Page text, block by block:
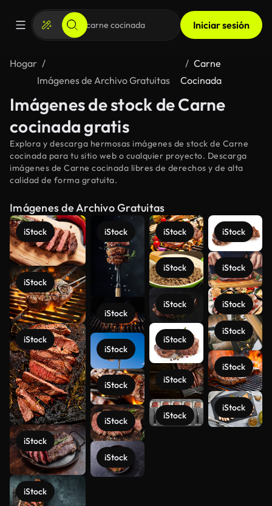
Iniciar sesión
Hogar
Imágenes de Archivo Gratuitas
Carne
Cocinada
Imágenes de stock de Carne
cocinada gratis
Explora y descarga hermosas imágenes de stock de Carne
cocinada para tu sitio web o cualquier proyecto. Descarga
imágenes de Carne cocinada libres de derechos y de alta
calidad de forma gratuita.
Imágenes de Archivo Gratuitas
iStock
iStock
iStock
iStock
iStock
iStock
iStock
iStock
iStock
iStock
iStock
iStock
iStock
iStock
iStock
iStock
iStock
iStock
iStock
iStock
iStock
iStock
iStock